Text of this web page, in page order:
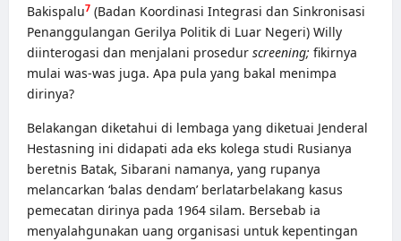
Bakispalu7 (Badan Koordinasi Integrasi dan Sinkronisasi
Penanggulangan Gerilya Politik di Luar Negeri) Willy
diinterogasi dan menjalani prosedur screening; fikirnya
mulai was-was juga. Apa pula yang bakal menimpa
dirinya?
Belakangan diketahui di lembaga yang diketuai Jenderal
Hestasning ini didapati ada eks kolega studi Rusianya
beretnis Batak, Sibarani namanya, yang rupanya
melancarkan ‘balas dendam’ berlatarbelakang kasus
pemecatan dirinya pada 1964 silam. Bersebab ia
menyalahgunakan uang organisasi untuk kepentingan